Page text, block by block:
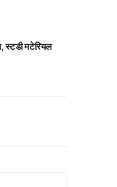
स्टडी मटेरियल